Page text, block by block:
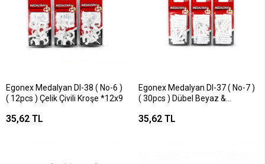
Egonex Medalyan Dl-38 ( No-6 )
( 12pcs ) Çelik Çivili Kroşe *12x9
35,62 TL
Egonex Medalyan Dl-37 ( No-7 )
( 30pcs ) Dübel Beyaz &
35,62 TL